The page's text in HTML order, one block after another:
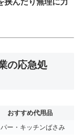
挟んだり無理に力
の応急処
おすすめ代用品
パー・キッチンばさみ